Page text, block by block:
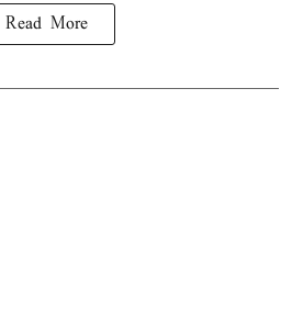
Read More